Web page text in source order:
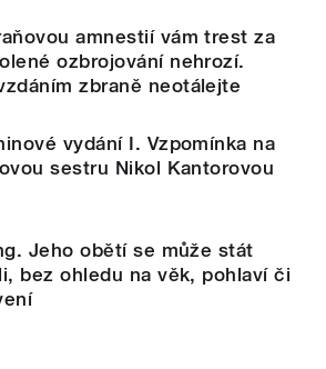
amnestií vám trest za
ozbrojování nehrozí.
zbraně neotálejte
vydání I. Vzpomínka na
sestru Nikol Kantorovou
Jeho obětí se může stát
bez ohledu na věk, pohlaví či